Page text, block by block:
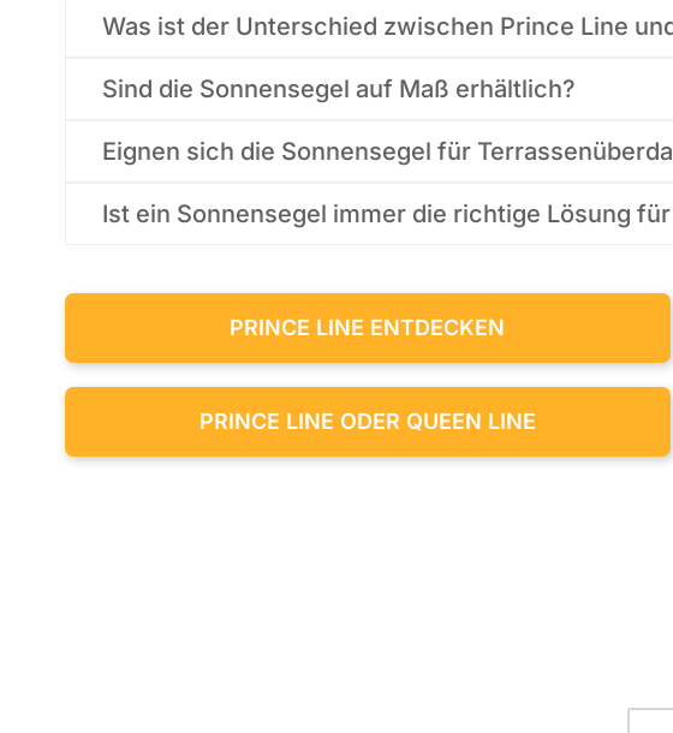
Was ist der Unterschied zwischen Prince Line
Sind die Sonnensegel auf Maß erhältlich?
Eignen sich die Sonnensegel für
Ist ein Sonnensegel immer die richtige Lösung
PRINCE LINE ENTDECKEN
PRINCE LINE ODER QUEEN LINE